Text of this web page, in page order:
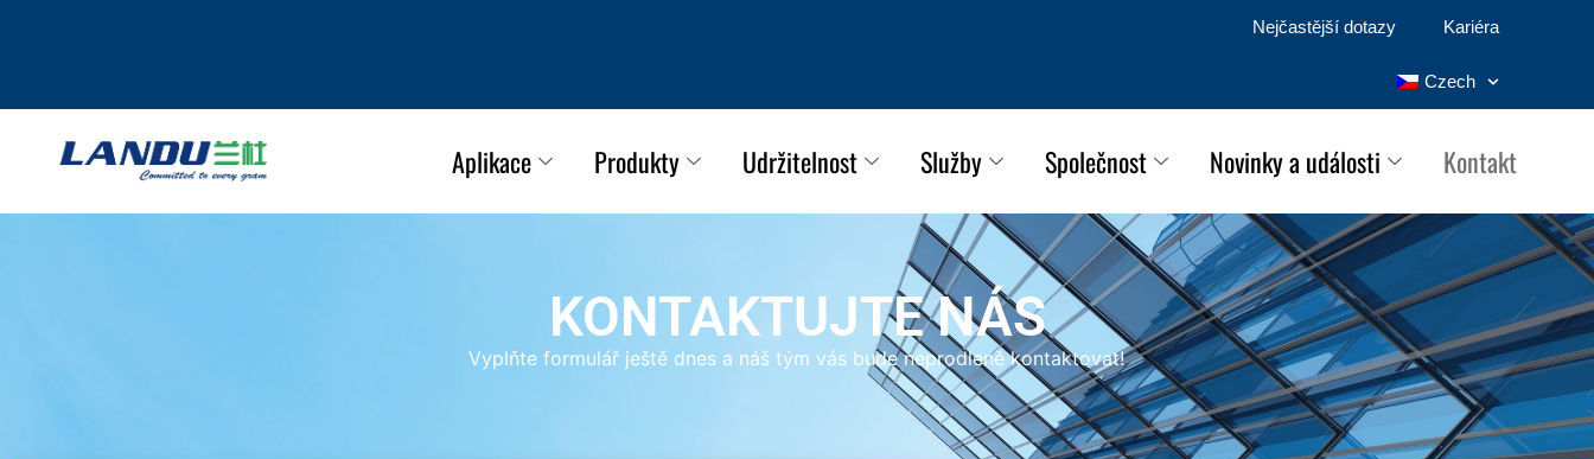
Nejčastější dotazy Kariéra
Czech
Aplikace Produkty Udržitelnost Služby Společnost Novinky a události Kontakt
KONTAKTUJTE NÁS
Vyplňte formulář ještě dnes a náš tým vás bude neprodleně kontaktovat!